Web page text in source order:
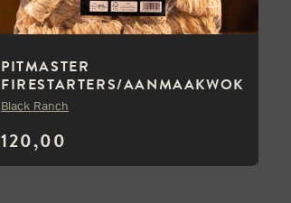
PITMASTER
FIRESTARTERS/AANMAAKWOK
KELS BULK DEAL 12KG
120,00
Black Ranch